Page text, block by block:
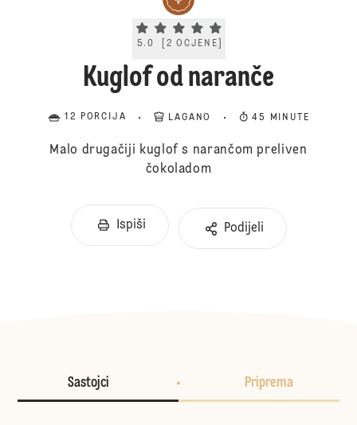
Current rating 5.0. Click to rate.
5.0 2 OCJENE
Kuglof od naranče
12 PORCIJA LAGANO 45 MINUTE
Malo drugačiji kuglof s narančom preliven
čokoladom
Ispiši Podijeli
Sastojci Priprema